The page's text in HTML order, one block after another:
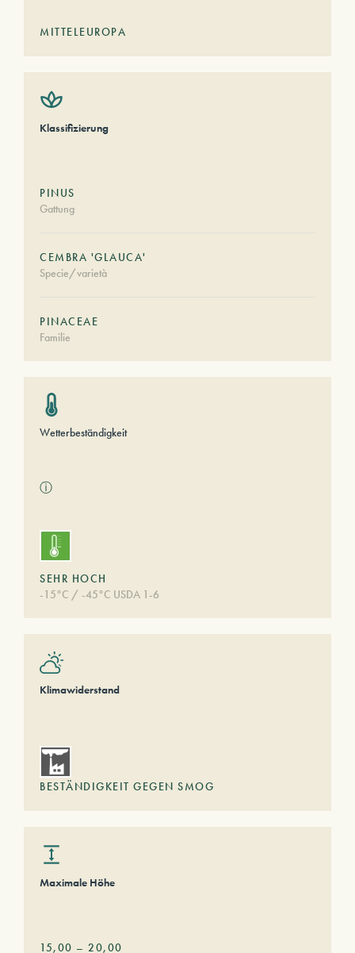
MITTELEUROPA
Klassifizierung
PINUS
Gattung
CEMBRA 'GLAUCA'
Specie/varietà
PINACEAE
Familie
Wetterbeständigkeit
ⓘ
SEHR HOCH
-15°C / -45°C USDA 1-6
Klimawiderstand
BESTÄNDIGKEIT GEGEN SMOG
Maximale Höhe
15,00 – 20,00